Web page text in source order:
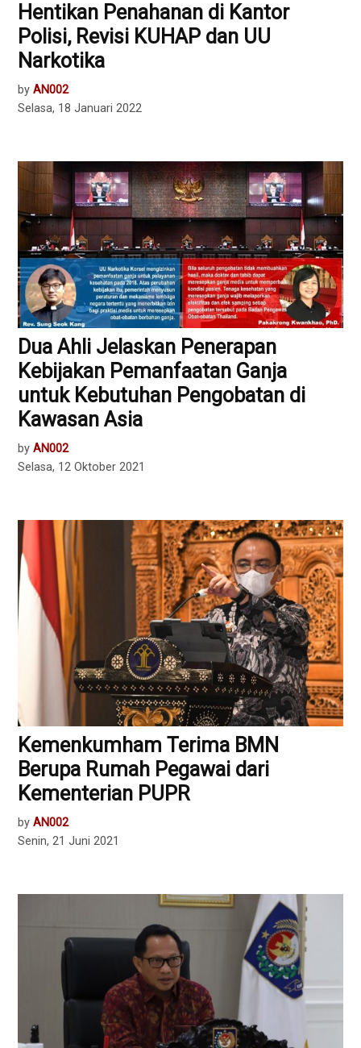
Hentikan Penahanan di Kantor
Polisi, Revisi KUHAP dan UU
Narkotika
by AN002
Selasa, 18 Januari 2022
Dua Ahli Jelaskan Penerapan
Kebijakan Pemanfaatan Ganja
untuk Kebutuhan Pengobatan di
Kawasan Asia
by AN002
Selasa, 12 Oktober 2021
Kemenkumham Terima BMN
Berupa Rumah Pegawai dari
Kementerian PUPR
by AN002
Senin, 21 Juni 2021